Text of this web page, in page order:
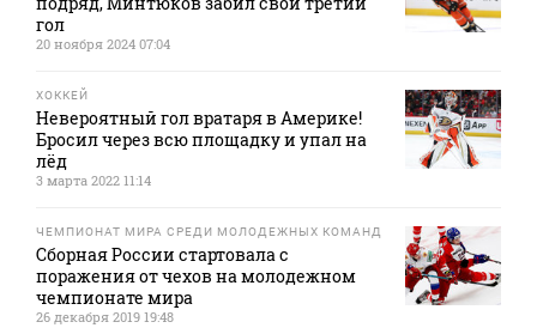
гол
20 ноября 2024 07:04
ХОККЕЙ
Невероятный гол вратаря в Америке!
Бросил через всю площадку и упал на
лёд
3 марта 2022 11:14
ЧЕМПИОНАТ МИРА СРЕДИ МОЛОДЕЖНЫХ КОМАНД
Сборная России стартовала с
поражения от чехов на молодежном
чемпионате мира
26 декабря 2019 19:48